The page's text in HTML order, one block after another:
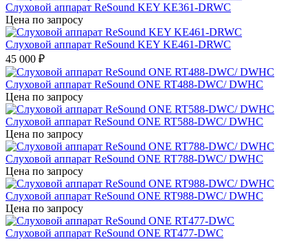
Слуховой аппарат ReSound KEY KE361-DRWC
Цена по запросу
Слуховой аппарат ReSound KEY KE461-DRWC
45 000 ₽
Слуховой аппарат ReSound ONE RT488-DWC/ DWHC
Цена по запросу
Слуховой аппарат ReSound ONE RT588-DWC/ DWHC
Цена по запросу
Слуховой аппарат ReSound ONE RT788-DWC/ DWHC
Цена по запросу
Слуховой аппарат ReSound ONE RT988-DWC/ DWHC
Цена по запросу
Слуховой аппарат ReSound ONE RT477-DWC